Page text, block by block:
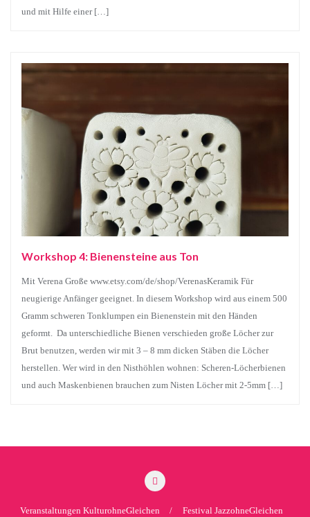
und mit Hilfe einer […]
Workshop 4: Bienensteine aus Ton
Mit Verena Große www.etsy.com/de/shop/VerenasKeramik Für
neugierige Anfänger geeignet. In diesem Workshop wird aus einem 500
Gramm schweren Tonklumpen ein Bienenstein mit den Händen
geformt. Da unterschiedliche Bienen verschieden große Löcher zur
Brut benutzen, werden wir mit 3 – 8 mm dicken Stäben die Löcher
herstellen. Wer wird in den Nisthöhlen wohnen: Scheren-Löcherbienen
und auch Maskenbienen brauchen zum Nisten Löcher mit 2-5mm […]
Veranstaltungen KulturohneGleichen Festival JazzohneGleichen